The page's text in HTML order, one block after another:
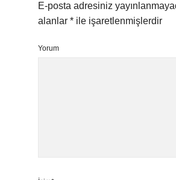
E-posta adresiniz
alanlar * ile işaretlenmişlerdir
Yorum